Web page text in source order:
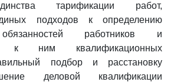
тарификации работ,
подходов к определению
работников и
к ним квалификационных
подбор и расстановку
деловой квалификации